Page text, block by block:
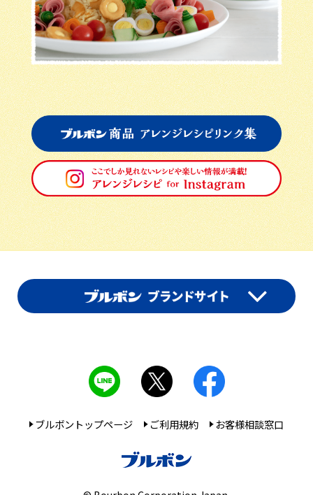
ブルボントップページ ご利用規約 お客様相談窓口